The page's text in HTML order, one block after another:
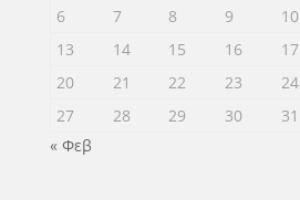
6
7 8 9 10
13
14 15 16 17
20
21 22 23 24
27
28 29 30
31
« Φεβ